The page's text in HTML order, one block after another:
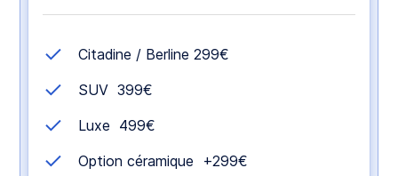
Citadine / Berline 299€
SUV 399€
Luxe 499€
Option céramique +299€